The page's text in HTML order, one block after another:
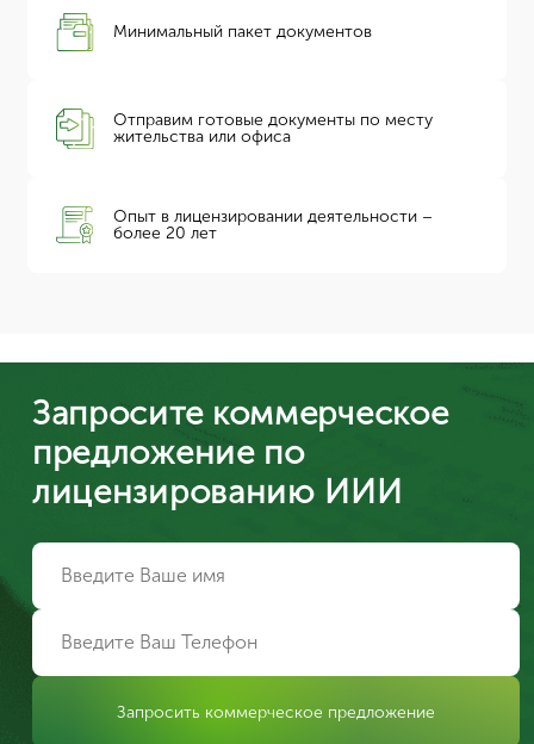
Минимальный пакет документов
Отправим готовые документы по месту
жительства или офиса
Опыт в лицензировании деятельности –
более 20 лет
Запросите коммерческое
предложение по
лицензированию ИИИ
Запросить коммерческое предложение